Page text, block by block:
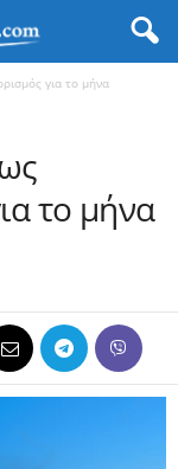
για το μήνα
το μήνα